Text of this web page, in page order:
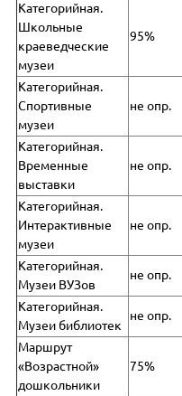
Категорийная.
Школьные
краеведческие
музеи
95%
Категорийная.
Спортивные
музеи
не опр.
Категорийная.
Временные
выставки
не опр.
Категорийная.
Интерактивные
музеи
не опр.
Категорийная.
Музеи ВУЗов
не опр.
Категорийная.
Музеи библиотек
не опр.
Маршрут
«Возрастной»
дошкольники
75%